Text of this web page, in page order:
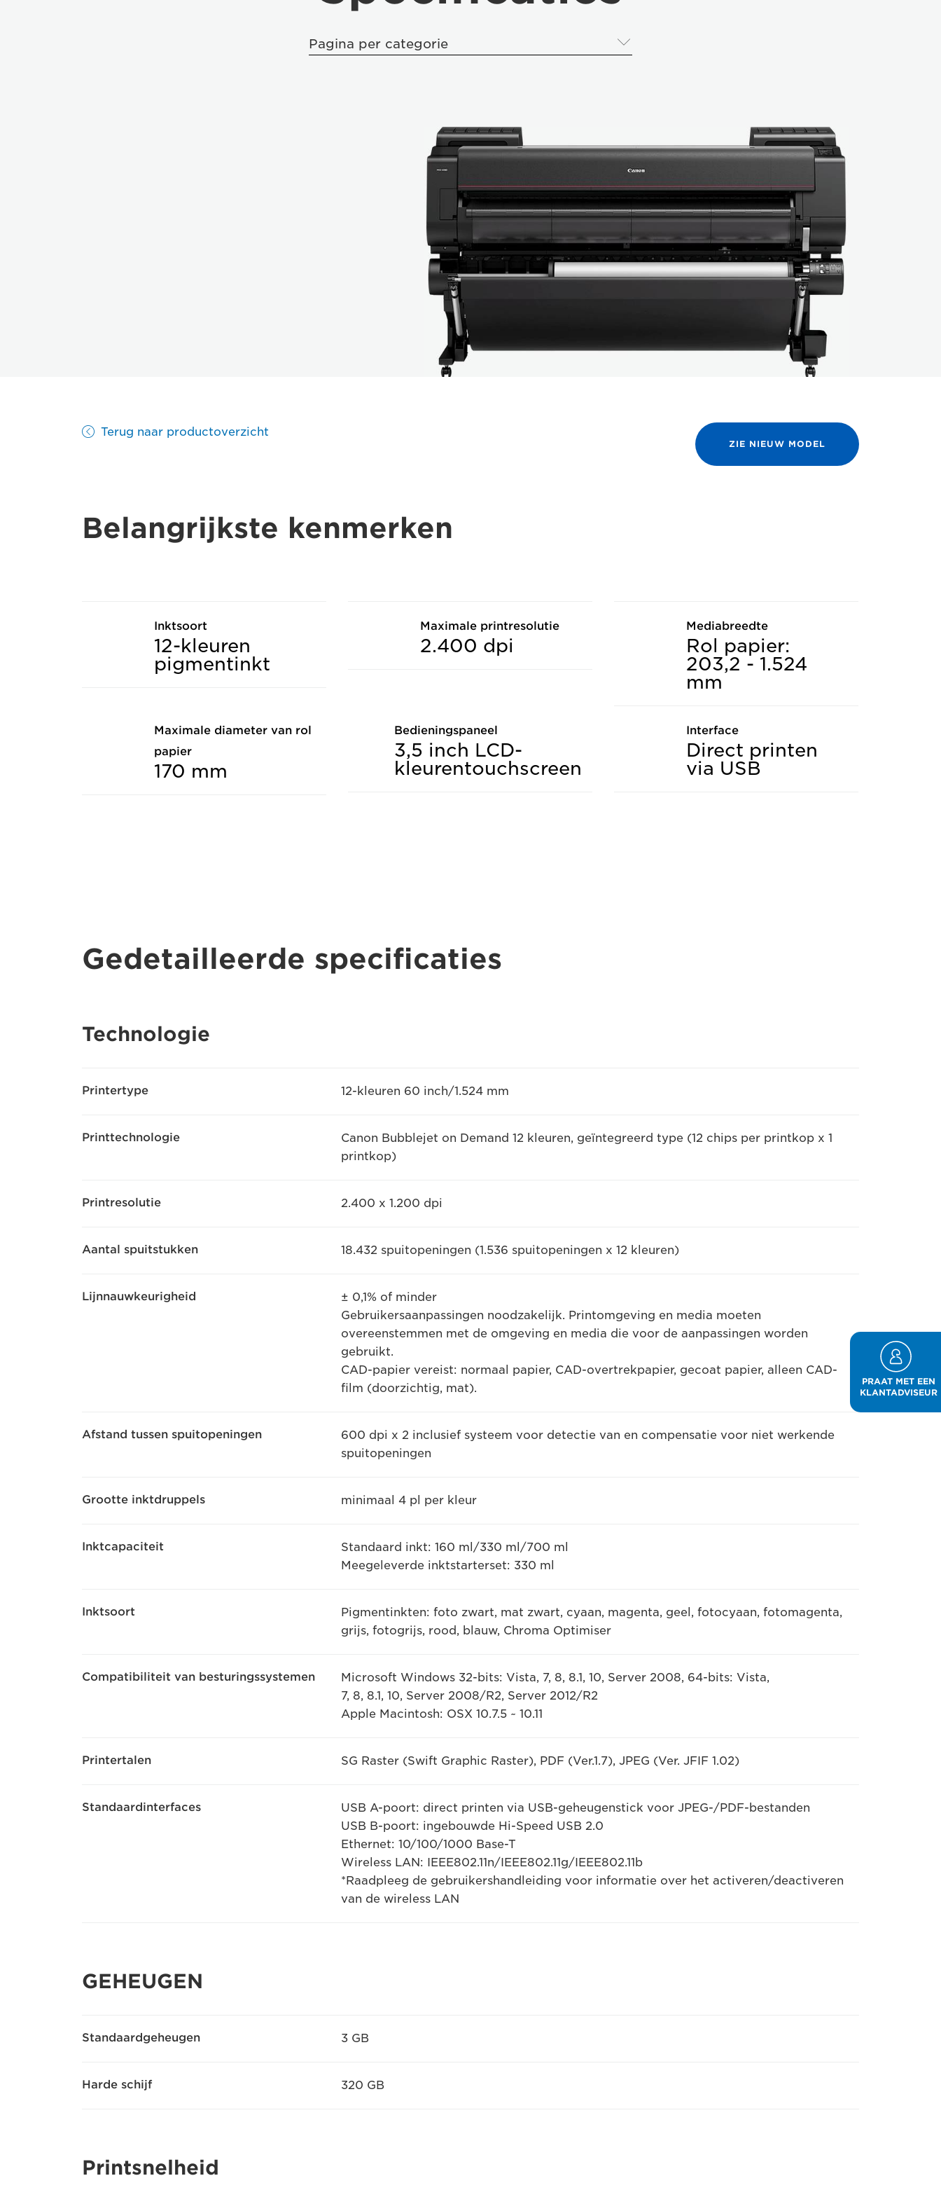
Pagina per categorie
Terug naar productoverzicht
ZIE NIEUW MODEL
Belangrijkste kenmerken
Inktsoort
12-kleuren
pigmentinkt
Maximale printresolutie
2.400 dpi
Mediabreedte
Rol papier:
203,2 - 1.524
mm
Maximale diameter van rol
papier
170 mm
Bedieningspaneel
3,5 inch LCD-
kleurentouchscreen
Interface
Direct printen
via USB
Gedetailleerde specificaties
Technologie
Printertype 12-kleuren 60 inch/1.524 mm
Printtechnologie
Canon Bubblejet on Demand 12 kleuren, geïntegreerd type (12 chips per printkop x 1
printkop)
Printresolutie 2.400 x 1.200 dpi
Aantal spuitstukken 18.432 spuitopeningen (1.536 spuitopeningen x 12 kleuren)
Lijnnauwkeurigheid
± 0,1% of minder
Gebruikersaanpassingen noodzakelijk. Printomgeving en media moeten
overeenstemmen met de omgeving en media die voor de aanpassingen worden
gebruikt.
CAD-papier vereist: normaal papier, CAD-overtrekpapier, gecoat papier, alleen CAD-
film (doorzichtig, mat).
Afstand tussen spuitopeningen
600 dpi x 2 inclusief systeem voor detectie van en compensatie voor niet werkende
spuitopeningen
Grootte inktdruppels minimaal 4 pl per kleur
Inktcapaciteit
Standaard inkt: 160 ml/330 ml/700 ml
Meegeleverde inktstarterset: 330 ml
Inktsoort
Pigmentinkten: foto zwart, mat zwart, cyaan, magenta, geel, fotocyaan, fotomagenta,
grijs, fotogrijs, rood, blauw, Chroma Optimiser
Compatibiliteit van besturingssystemen
Microsoft Windows 32-bits: Vista, 7, 8, 8.1, 10, Server 2008, 64-bits: Vista,
7, 8, 8.1, 10, Server 2008/R2, Server 2012/R2
Apple Macintosh: OSX 10.7.5 ~ 10.11
Printertalen SG Raster (Swift Graphic Raster), PDF (Ver.1.7), JPEG (Ver. JFIF 1.02)
Standaardinterfaces
USB A-poort: direct printen via USB-geheugenstick voor JPEG-/PDF-bestanden
USB B-poort: ingebouwde Hi-Speed USB 2.0
Ethernet: 10/100/1000 Base-T
Wireless LAN: IEEE802.11n/IEEE802.11g/IEEE802.11b
*Raadpleeg de gebruikershandleiding voor informatie over het activeren/deactiveren
van de wireless LAN
GEHEUGEN
Standaardgeheugen 3 GB
Harde schijf 320 GB
Printsnelheid
PRAAT MET EEN
KLANTADVISEUR